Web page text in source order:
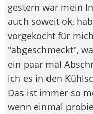
gestern war mein
auch soweit ok,
vorgekocht für
"abgeschmeckt",
ein paar mal
ich es in den
Das ist immer so
wenn einmal